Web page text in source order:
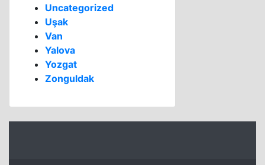
Uncategorized
Uşak
Van
Yalova
Yozgat
Zonguldak